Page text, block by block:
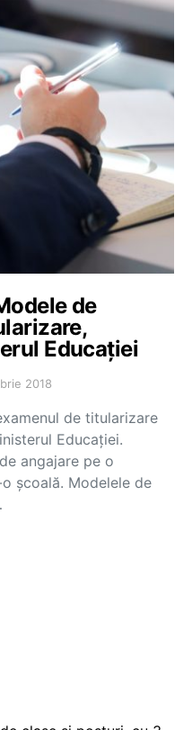
de
Educației
2018
de titularizare
Educației.
angajare pe o
școală. Modelele de